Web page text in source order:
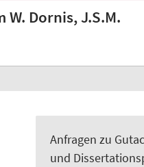
W. Dornis, J.S.M.
Anfragen zu
und